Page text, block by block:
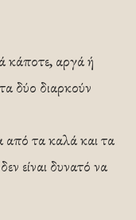
κάποτε, αργά ή
δύο διαρκούν
από τα καλά και τα
είναι δυνατό να